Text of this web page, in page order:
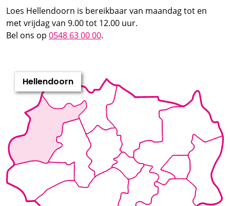
Loes Hellendoorn is bereikbaar van maandag tot en
met vrijdag van 9.00 tot 12.00 uur.
Bel ons op 0548 63 00 00.
Hellendoorn